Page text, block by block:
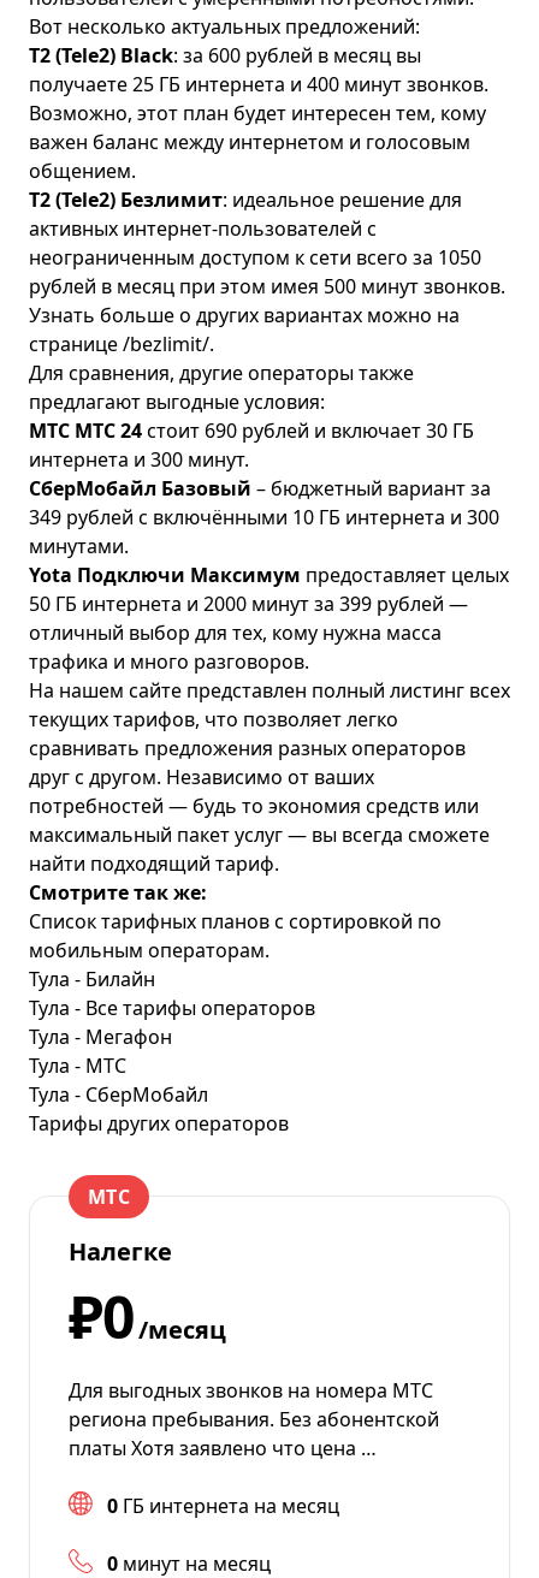
Вот несколько актуальных предложений:
T2 (Tele2) Black: за 600 рублей в месяц вы
получаете 25 ГБ интернета и 400 минут звонков.
Возможно, этот план будет интересен тем, кому
важен баланс между интернетом и голосовым
общением.
T2 (Tele2) Безлимит: идеальное решение для
активных интернет-пользователей с
неограниченным доступом к сети всего за 1050
рублей в месяц при этом имея 500 минут звонков.
Узнать больше о других вариантах можно на
странице /bezlimit/.
Для сравнения, другие операторы также
предлагают выгодные условия:
МТС МТС 24стоит 690 рублей и включает 30 ГБ
интернета и 300 минут.
СберМобайл Базовый – бюджетный вариант за
349 рублей с включёнными 10 ГБ интернета и 300
минутами.
Yota Подключи Максимум предоставляет целых
50 ГБ интернета и 2000 минут за 399 рублей —
отличный выбор для тех, кому нужна масса
трафика и много разговоров.
На нашем сайте представлен полный листинг всех
текущих тарифов, что позволяет легко
сравнивать предложения разных операторов
друг с другом. Независимо от ваших
потребностей — будь то экономия средств или
максимальный пакет услуг — вы всегда сможете
найти подходящий тариф.
Смотрите так же:
Список тарифных планов с сортировкой по
мобильным операторам.
Тула - Билайн
Тула - Все тарифы операторов
Тула - Мегафон
Тула - МТС
Тула - СберМобайл
Тарифы других операторов
МТС
Налегке
₽0/месяц
Для выгодных звонков на номера МТС
региона пребывания. Без абонентской
платы Хотя заявлено что цена …
0 ГБ интернета на месяц
0 минут на месяц